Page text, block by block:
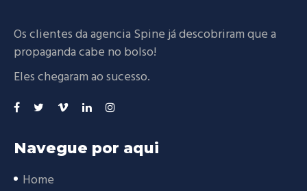
Os clientes da agencia Spine já descobriram que a
propaganda cabe no bolso!
Eles chegaram ao sucesso.
Navegue por aqui
Home